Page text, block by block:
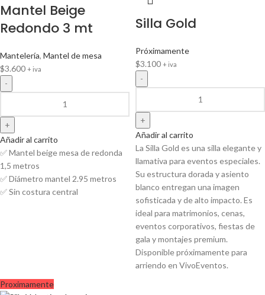
Mantel Beige
Redondo 3 mt
Mantelería, Mantel de mesa
$3.600 + iva
Añadir al carrito
✅ Mantel beige mesa de redonda
1,5 metros
✅ Diámetro mantel 2.95 metros
✅ Sin costura central
Silla Gold
Próximamente
$3.100 + iva
Añadir al carrito
La Silla Gold es una silla elegante y
llamativa para eventos especiales.
Su estructura dorada y asiento
blanco entregan una imagen
sofisticada y de alto impacto. Es
ideal para matrimonios, cenas,
eventos corporativos, fiestas de
gala y montajes premium.
Disponible próximamente para
arriendo en VivoEventos.
Proximamente